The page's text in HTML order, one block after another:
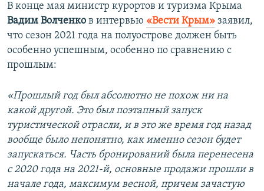
В конце мая министр курортов и туризма Крыма
Вадим Волченко в интервью «Вести Крым» заявил,
что сезон 2021 года на полуострове должен быть
особенно успешным, особенно по сравнению с
прошлым:
«Прошлый год был абсолютно не похож ни на
какой другой. Это был поэтапный запуск
туристической отрасли, и в это же время год назад
вообще было непонятно, как именно сезон будет
запускаться. Часть бронирований была перенесена
с 2020 года на 2021-й, основные продажи прошли в
начале года, максимум весной, причем зачастую